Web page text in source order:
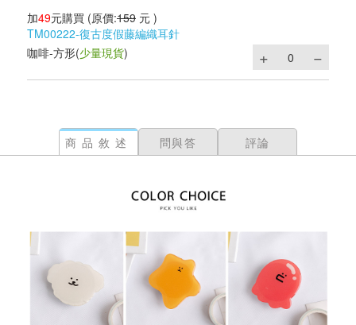
加49元購買 (原價:159 元 )
TM00222-復古度假藤編織耳針
咖啡-方形(少量現貨)
商品敘述 問與答 評論